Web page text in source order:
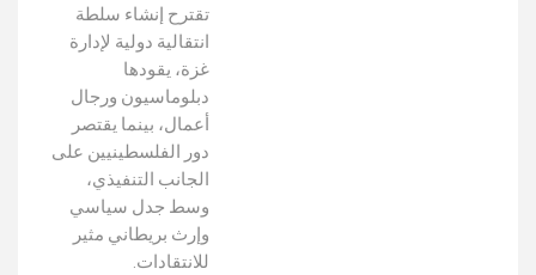
تقترح إنشاء سلطة
انتقالية دولية لإدارة
غزة، يقودها
دبلوماسيون ورجال
أعمال، بينما يقتصر
دور الفلسطينيين على
الجانب التنفيذي،
وسط جدل سياسي
وإرث بريطاني مثير
للانتقادات.